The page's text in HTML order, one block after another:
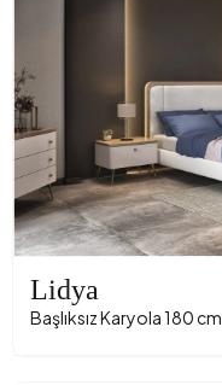
Lidya
Başlıksız Karyola 180 cm